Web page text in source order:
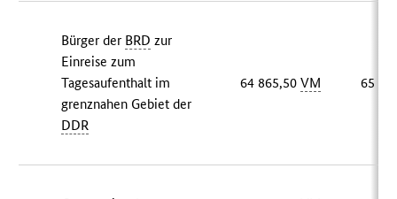
Bürger der BRD zur
Einreise zum
Tagesaufenthalt im
grenznahen Gebiet der
DDR
64 865,50VM 65